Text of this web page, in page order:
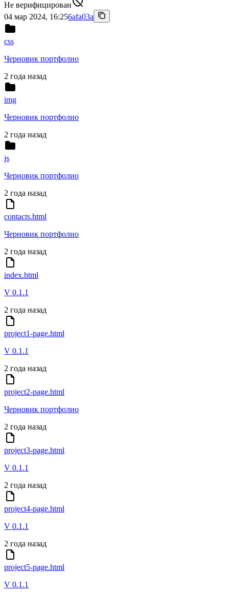
Не верифицирован
04 мар 2024, 16:256afa03a
css
Черновик портфолио
2 года назад
img
Черновик портфолио
2 года назад
js
Черновик портфолио
2 года назад
contacts.html
Черновик портфолио
2 года назад
index.html
V 0.1.1
2 года назад
project1-page.html
V 0.1.1
2 года назад
project2-page.html
Черновик портфолио
2 года назад
project3-page.html
V 0.1.1
2 года назад
project4-page.html
V 0.1.1
2 года назад
project5-page.html
V 0.1.1